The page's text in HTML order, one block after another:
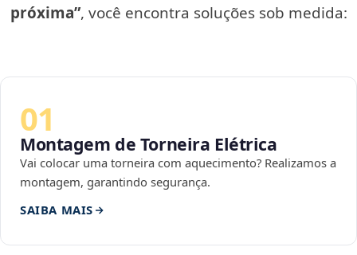
próxima”, você encontra soluções sob medida:
01
Montagem de Torneira Elétrica
Vai colocar uma torneira com aquecimento? Realizamos a
montagem, garantindo segurança.
SAIBA MAIS